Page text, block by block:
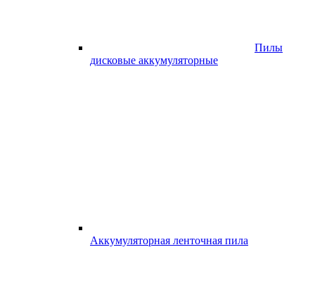
Пилы
дисковые аккумуляторные
Аккумуляторная ленточная пила